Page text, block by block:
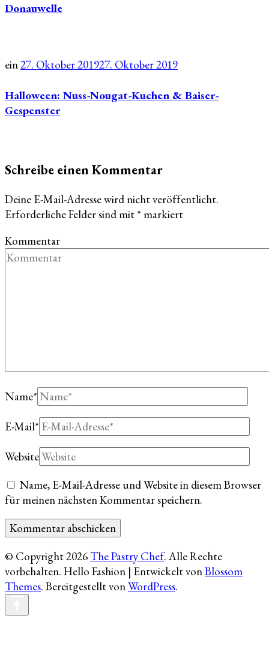
Donauwelle
ein27. Oktober 201927. Oktober 2019
Halloween: Nuss-Nougat-Kuchen & Baiser-
Gespenster
Schreibe einen Kommentar
Deine E-Mail-Adresse wird nicht veröffentlicht.
Erforderliche Felder sind mit * markiert
Kommentar
Name*
E-Mail*
Website
Name, E-Mail-Adresse und Website in diesem Browser
für meinen nächsten Kommentar speichern.
© Copyright 2026 The Pastry Chef. Alle Rechte
vorbehalten. Hello Fashion | Entwickelt vonBlossom
Themes. Bereitgestellt vonWordPress.